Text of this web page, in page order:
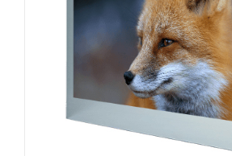
выбрать
на
странице
товара.